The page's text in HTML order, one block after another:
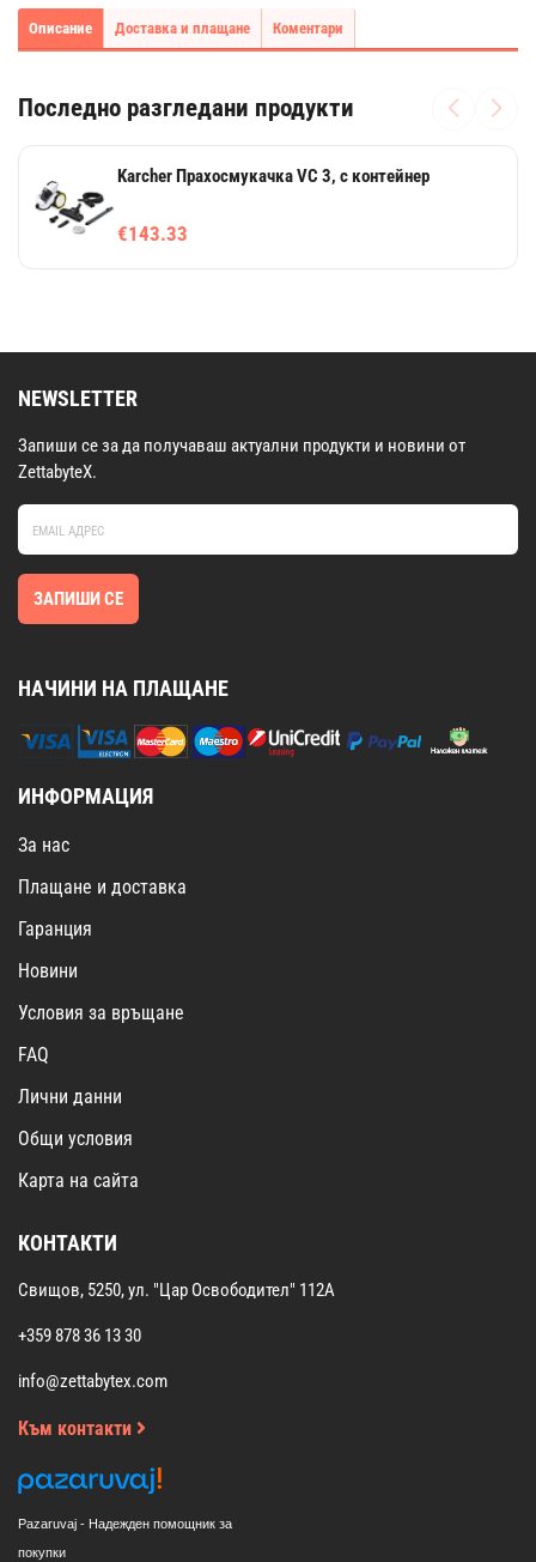
Описание Доставка и плащане Коментари
Последно разгледани продукти
Karcher Прахосмукачка VC 3, с контейнер
€143.33
NEWSLETTER
Запиши се за да получаваш актуални продукти и новини от
ZettabyteX.
ЗАПИШИ СЕ
НАЧИНИ НА ПЛАЩАНЕ
ИНФОРМАЦИЯ
За нас
Плащане и доставка
Гаранция
Новини
Условия за връщане
FAQ
Лични данни
Общи условия
Карта на сайта
КОНТАКТИ
Свищов, 5250, ул. "Цар Освободител" 112А
+359 878 36 13 30
info@zettabytex.com
Към контакти
Pazaruvaj - Надежден помощник за
покупки